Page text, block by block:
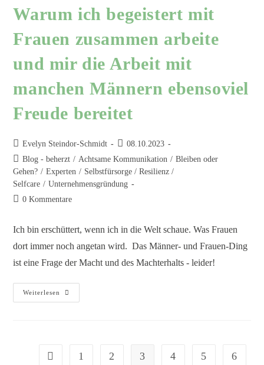
Warum ich begeistert mit
Frauen zusammen arbeite
und mir die Arbeit mit
manchen Männern ebensoviel
Freude bereitet
Evelyn Steindor-Schmidt
08.10.2023
Blog - beherzt / Achtsame Kommunikation / Bleiben oder
Gehen? / Experten / Selbstfürsorge / Resilienz /
Selfcare / Unternehmensgründung
0 Kommentare
Ich bin erschüttert, wenn ich in die Welt schaue. Was Frauen
dort immer noch angetan wird. Das Männer- und Frauen-Ding
ist eine Frage der Macht und des Machterhalts - leider!
Weiterlesen
1 2 3 4 5 6